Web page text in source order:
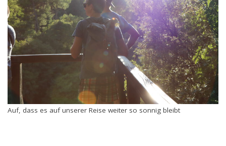
Auf, dass es auf unserer Reise weiter so sonnig bleibt